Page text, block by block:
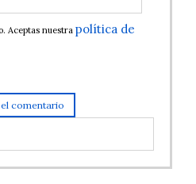
Aceptas nuestra política de